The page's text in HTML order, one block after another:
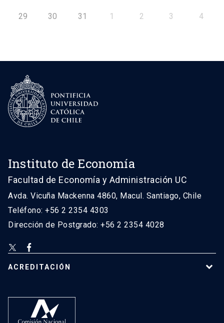
29 30 31 1 2 3 4
Instituto de Economía
Facultad de Economía y Administración UC
Avda. Vicuña Mackenna 4860, Macul. Santiago, Chile
Teléfono: +56 2 2354 4303
Dirección de Postgrado: +56 2 2354 4028
ACREDITACIÓN